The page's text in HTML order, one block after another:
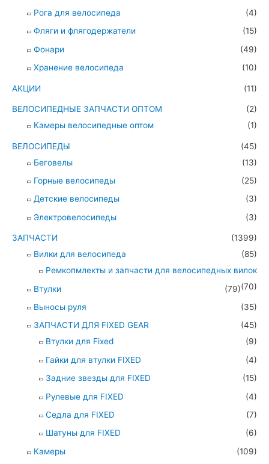
Рога для велосипеда
(4)
Фляги и флягодержатели
(15)
Фонари
(49)
Хранение велосипеда
(10)
АКЦИИ (11)
ВЕЛОСИПЕДНЫЕ ЗАПЧАСТИ ОПТОМ
(2)
Камеры велосипедные оптом
(1)
ВЕЛОСИПЕДЫ
(45)
Беговелы
(13)
Горные велосипеды
(25)
Детские велосипеды
(3)
Электровелосипеды
(3)
ЗАПЧАСТИ
(1399)
Вилки для велосипеда
(85)
Ремкопмлекты и запчасти для велосипедных вилок
(70)
Втулки
(79)
Выносы руля
(35)
ЗАПЧАСТИ ДЛЯ FIXED GEAR
(45)
Втулки для Fixed
(9)
Гайки для втулки FIXED
(4)
Задние звезды для FIXED
(15)
Рулевые для FIXED
(4)
Седла для FIXED
(7)
Шатуны для FIXED
(6)
Камеры
(109)